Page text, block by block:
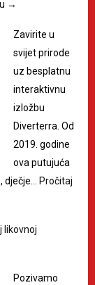
→
Zavirite u
svijet prirode
uz besplatnu
interaktivnu
izložbu
Diverterra. Od
2019. godine
ova putujuća
dječje… Pročitaj
likovnoj
Pozivamo